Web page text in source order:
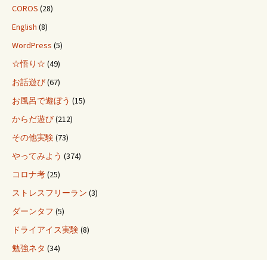
COROS (28)
English (8)
WordPress (5)
☆悟り☆ (49)
お話遊び(67)
お風呂で遊ぼう (15)
からだ遊び(212)
その他実験(73)
やってみよう (374)
コロナ考(25)
ストレスフリーラン (3)
ダーンタフ (5)
ドライアイス実験(8)
勉強ネタ (34)